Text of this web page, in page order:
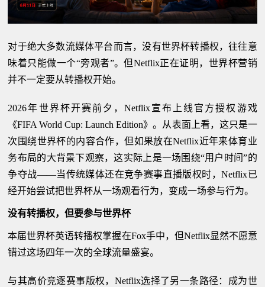
对于绝大多数流媒体平台而言，没有世界杯转播权，往往意
味着只能做一个“旁观者”。但Netflix正在证明，世界杯营销
并不一定要从转播权开始。
2026年世界杯开赛前夕，Netflix宣布上线官方授权游戏
《FIFA World Cup: Launch Edition》。从表面上看，这只是一
次围绕世界杯的内容合作，但如果放在Netflix近年来体育业
务布局的大背景下观察，这实际上是一场围绕“用户时间”的
争夺战——当传统媒体还在竞争赛事直播版权时，Netflix已
经开始尝试把世界杯从一场观看行为，变成一场参与行为。
没有转播权，但要参与世界杯
本届世界杯英语转播权掌握在Fox手中，但Netflix显然不愿意
错过这场四年一次的全球流量盛宴。
与其高价竞逐赛事版权，Netflix选择了另一条路径：成为世